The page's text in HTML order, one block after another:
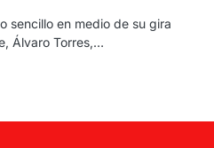
sencillo en medio de su gira
Álvaro Torres,…